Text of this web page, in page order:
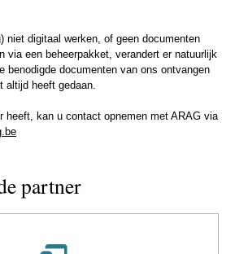
niet digitaal werken, of geen documenten
via een beheerpakket, verandert er natuurlijk
benodigde documenten van ons ontvangen
altijd heeft gedaan.
heeft, kan u contact opnemen met ARAG via
partner